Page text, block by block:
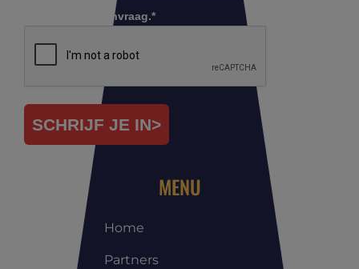
Controleer je aanvraag.*
SCHRIJF JE IN>
MENU
Home
Partners